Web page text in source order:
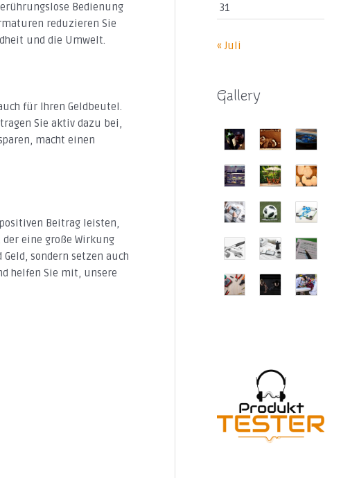
Bedienung
reduzieren Sie
und die Umwelt.
für Ihren Geldbeutel.
Sie aktiv dazu bei,
macht einen
Beitrag leisten,
eine große Wirkung
sondern setzen auch
helfen Sie mit, unsere
31
« Juli
Gallery